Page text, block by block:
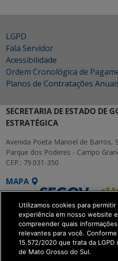
LGPD
Fala Servidor
Acessibilidade
Ordem Cronológica de
Planos de Contratações
SECRETARIA DE ESTADO DE
ESTRATÉGICA
Avenida Poeta Manoel de Barros,
Parque dos Poderes - Campo
CEP.: 79.031-350
MAPA
SETDIG | Secretaria-
Executiva de
Utilizamos cookies para permitir
experiência em nosso website
compreender quais
relevantes para você.
15.572/2020 que trata da LGPD
de Mato Grosso do Sul.